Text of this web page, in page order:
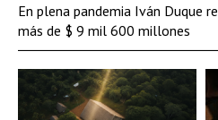
En plena pandemia Iván Duque
más de $ 9 mil 600 millones